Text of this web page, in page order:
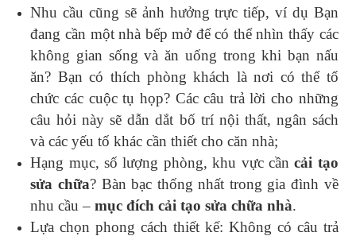
Nhu cầu cũng sẽ ảnh hưởng trực tiếp, ví dụ Bạn
đang cần một nhà bếp mở để có thể nhìn thấy các
không gian sống và ăn uống trong khi bạn nấu
ăn? Bạn có thích phòng khách là nơi có thể tổ
chức các cuộc tụ họp? Các câu trả lời cho những
câu hỏi này sẽ dẫn dắt bố trí nội thất, ngân sách
và các yếu tố khác cần thiết cho căn nhà;
Hạng mục, số lượng phòng, khu vực cầncải tạo
sửa chữa? Bàn bạc thống nhất trong gia đình về
nhu cầu –mục đích cải tạo sửa chữa nhà.
Lựa chọn phong cách thiết kế: Không có câu trả